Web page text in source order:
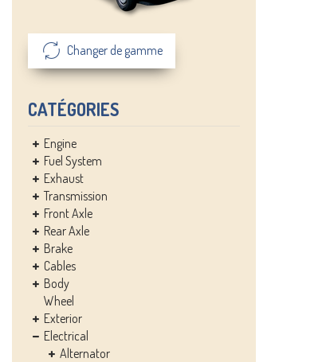
Changer de gamme
CATÉGORIES
Engine
Fuel System
Exhaust
Transmission
Front Axle
Rear Axle
Brake
Cables
Body
Wheel
Exterior
Electrical
Alternator